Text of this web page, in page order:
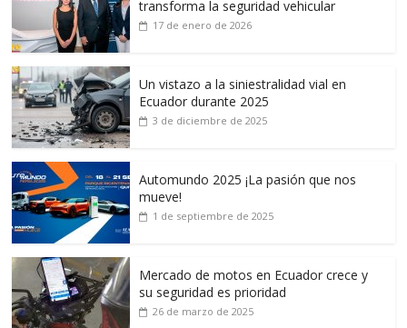
transforma la seguridad vehicular
17 de enero de 2026
Un vistazo a la siniestralidad vial en
Ecuador durante 2025
3 de diciembre de 2025
Automundo 2025 ¡La pasión que nos
mueve!
1 de septiembre de 2025
Mercado de motos en Ecuador crece y
su seguridad es prioridad
26 de marzo de 2025